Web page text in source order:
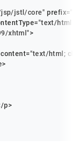
jstl/core" prefix=
"text/html;
xhtml">
content="text/html;
p>